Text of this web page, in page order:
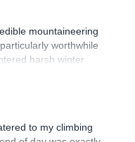
mountaineering
worthwhile
harsh winter
In short, I recommend
to my climbing